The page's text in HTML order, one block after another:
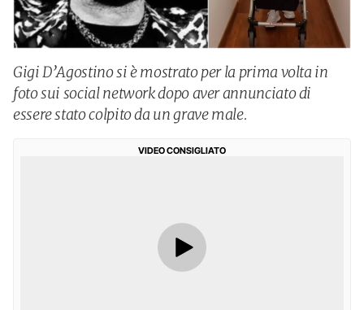
Gigi D’Agostino si è mostrato per la prima volta in
foto sui social network dopo aver annunciato di
essere stato colpito da un grave male.
VIDEO CONSIGLIATO